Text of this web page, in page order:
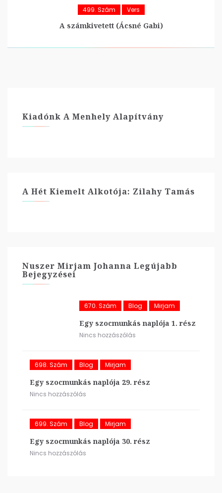
499. Szám Vers
A számkivetett (Ácsné Gabi)
Kiadónk A Menhely Alapítvány
A Hét Kiemelt Alkotója: Zilahy Tamás
Nuszer Mirjam Johanna Legújabb
Bejegyzései
670. Szám Blog Mirjam
Egy szocmunkás naplója 1. rész
Nincs hozzászólás
698. Szám Blog Mirjam
Egy szocmunkás naplója 29. rész
Nincs hozzászólás
699. Szám Blog Mirjam
Egy szocmunkás naplója 30. rész
Nincs hozzászólás